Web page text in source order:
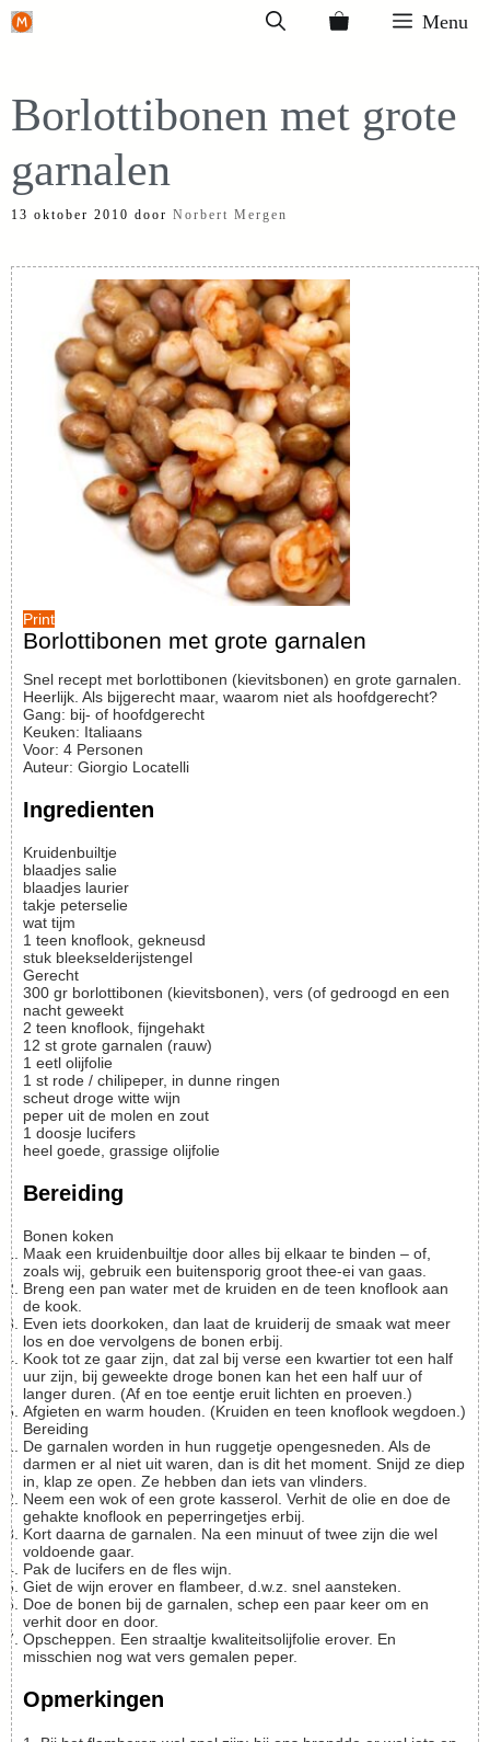
Ga
inhoud
Menu
Borlottibonen met grote
garnalen
13 oktober 2010 door Norbert Mergen
Print
Borlottibonen met grote garnalen
Snel recept met borlottibonen (kievitsbonen) en grote garnalen.
Heerlijk. Als bijgerecht maar, waarom niet als hoofdgerecht?
Gang: bij- of hoofdgerecht
Keuken: Italiaans
Voor: 4 Personen
Auteur: Giorgio Locatelli
Ingredienten
Kruidenbuiltje
blaadjes salie
blaadjes laurier
takje peterselie
wat tijm
1 teen knoflook, gekneusd
stuk bleekselderijstengel
Gerecht
300 gr borlottibonen (kievitsbonen), vers (of gedroogd en een
nacht geweekt
2 teen knoflook, fijngehakt
12 st grote garnalen (rauw)
1 eetl olijfolie
1 st rode / chilipeper, in dunne ringen
scheut droge witte wijn
peper uit de molen en zout
1 doosje lucifers
heel goede, grassige olijfolie
Bereiding
Bonen koken
Maak een kruidenbuiltje door alles bij elkaar te binden – of,
zoals wij, gebruik een buitensporig groot thee-ei van gaas.
Breng een pan water met de kruiden en de teen knoflook aan
de kook.
Even iets doorkoken, dan laat de kruiderij de smaak wat meer
los en doe vervolgens de bonen erbij.
Kook tot ze gaar zijn, dat zal bij verse een kwartier tot een half
uur zijn, bij geweekte droge bonen kan het een half uur of
langer duren. (Af en toe eentje eruit lichten en proeven.)
Afgieten en warm houden. (Kruiden en teen knoflook wegdoen.)
Bereiding
De garnalen worden in hun ruggetje opengesneden. Als de
darmen er al niet uit waren, dan is dit het moment. Snijd ze diep
in, klap ze open. Ze hebben dan iets van vlinders.
Neem een wok of een grote kasserol. Verhit de olie en doe de
gehakte knoflook en peperringetjes erbij.
Kort daarna de garnalen. Na een minuut of twee zijn die wel
voldoende gaar.
Pak de lucifers en de fles wijn.
Giet de wijn erover en flambeer, d.w.z. snel aansteken.
Doe de bonen bij de garnalen, schep een paar keer om en
verhit door en door.
Opscheppen. Een straaltje kwaliteitsolijfolie erover. En
misschien nog wat vers gemalen peper.
Opmerkingen